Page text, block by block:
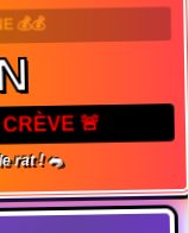
💰💰
🚨
rat ! 🐀